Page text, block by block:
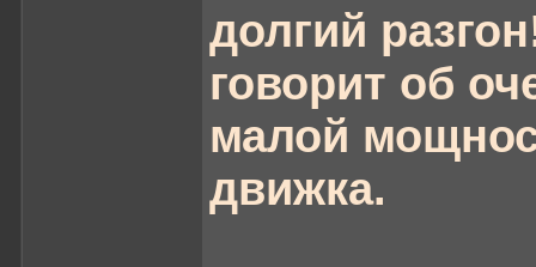
долгий
говорит об
малой
движка.